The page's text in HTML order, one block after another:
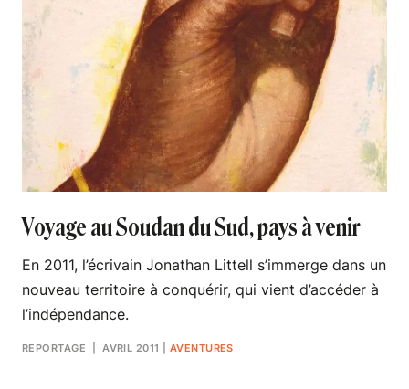
Voyage au Soudan du Sud, pays à venir
En 2011, l’écrivain Jonathan Littell s’immerge dans un
nouveau territoire à conquérir, qui vient d’accéder à
l’indépendance.
REPORTAGE | AVRIL 2011 AVENTURES